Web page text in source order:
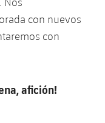
con nuevos
con
afición!